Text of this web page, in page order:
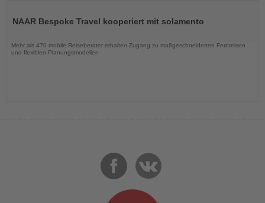
dieNAAR Bespoke Travel kooperiert mit solamento
Mehr als 470 mobile Reiseberater erhalten Zugang zu maßgeschneiderten Fernreisen
und flexiblen Planungsmodellen